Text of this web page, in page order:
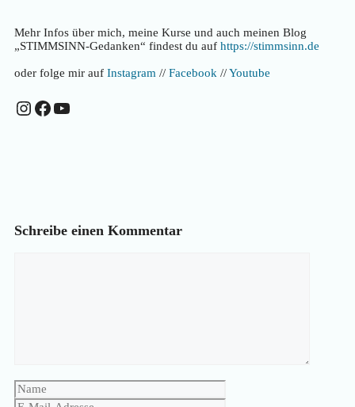
Mehr Infos über mich, meine Kurse und auch meinen Blog
„STIMMSINN-Gedanken“ findest du auf https://stimmsinn.de
oder folge mir auf Instagram // Facebook //Youtube
Instagram
Facebook
YouTube
Schreibe einen Kommentar
Name
Mail-